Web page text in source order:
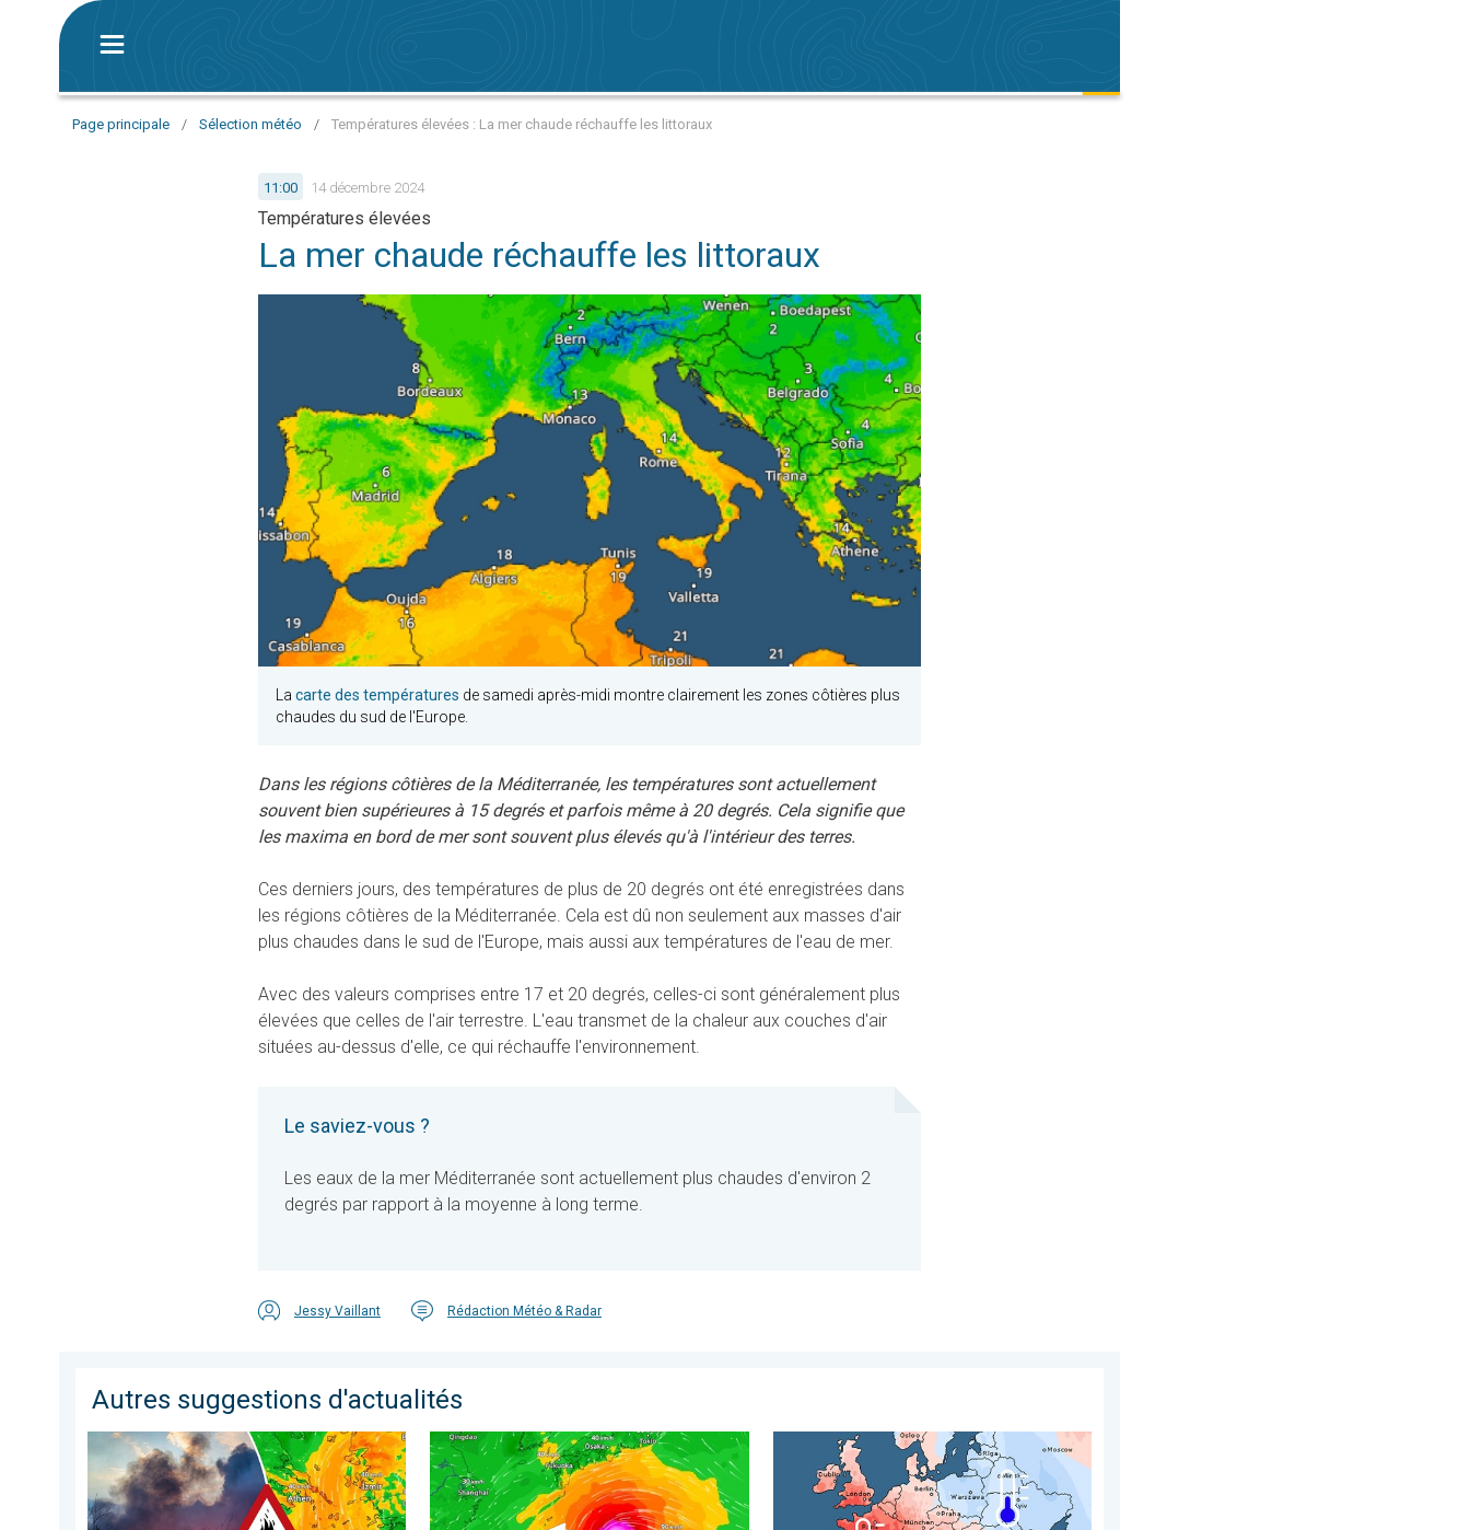
Page principale / Sélection météo / Températures élevées : La mer chaude réchauffe les littoraux
11:00 14 décembre 2024
Températures élevées
La mer chaude réchauffe les littoraux
La carte des températures de samedi après-midi montre clairement les zones côtières plus
chaudes du sud de l'Europe.
Dans les régions côtières de la Méditerranée, les températures sont actuellement
souvent bien supérieures à 15 degrés et parfois même à 20 degrés. Cela signifie que
les maxima en bord de mer sont souvent plus élevés qu'à l'intérieur des terres.
Ces derniers jours, des températures de plus de 20 degrés ont été enregistrées dans
les régions côtières de la Méditerranée. Cela est dû non seulement aux masses d'air
plus chaudes dans le sud de l'Europe, mais aussi aux températures de l'eau de mer.
Avec des valeurs comprises entre 17 et 20 degrés, celles-ci sont généralement plus
élevées que celles de l'air terrestre. L'eau transmet de la chaleur aux couches d'air
situées au-dessus d'elle, ce qui réchauffe l'environnement.
Le saviez-vous ?
Les eaux de la mer Méditerranée sont actuellement plus chaudes d'environ 2
degrés par rapport à la moyenne à long terme.
Jessy Vaillant Rédaction Météo & Radar
Autres suggestions d'actualités
Des feux font rage en Europe du Sud. Chaleur et vent fort. . . jeudi 30 juillet 2026Le Japon prépare l'arrivée d'un typhon. Glissements de terrain. . . mercredi 5 août 2026
Grands contrastes météo en juillet. En Europe. . . lundi 3 août 2026